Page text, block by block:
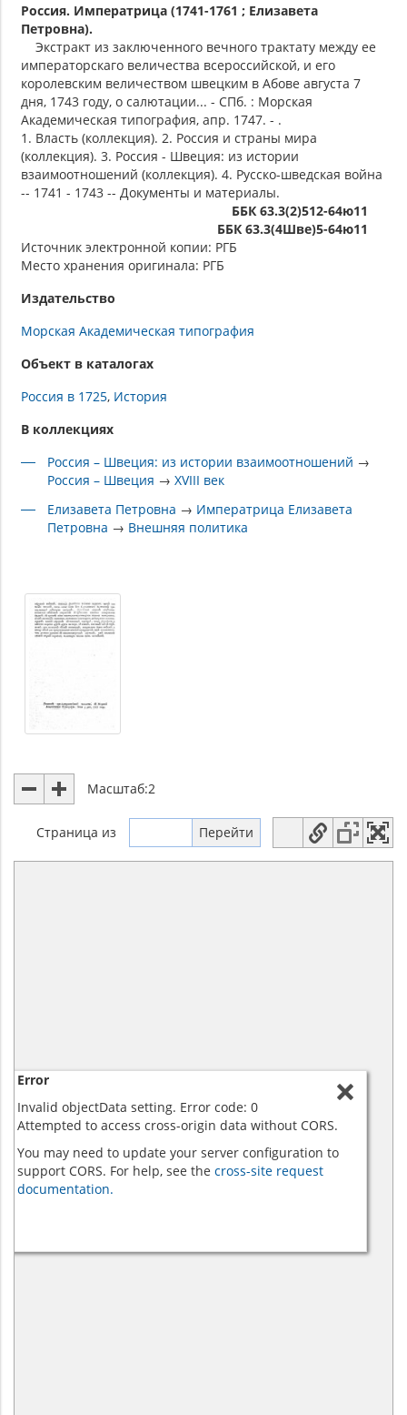
Россия. Императрица (1741-1761 ; Елизавета
Петровна).
Экстракт из заключенного вечного трактату между ее
императорскаго величества всероссийской, и его
королевским величеством швецким в Абове августа 7
дня, 1743 году, о салютации... - СПб. : Морская
Академическая типография, апр. 1747. - .
1. Власть (коллекция). 2. Россия и страны мира
(коллекция). 3. Россия - Швеция: из истории
взаимоотношений (коллекция). 4. Русско-шведская война
-- 1741 - 1743 -- Документы и материалы.
ББК 63.3(2)512-64ю11
ББК 63.3(4Шве)5-64ю11
Источник электронной копии: РГБ
Место хранения оригинала: РГБ
Издательство
Морская Академическая типография
Объект в каталогах
Россия в 1725 История
В коллекциях
Россия – Швеция: из истории взаимоотношений →
Россия – Швеция →XVIII век
Елизавета Петровна → Императрица Елизавета
Петровна → Внешняя политика
Масштаб:2
Страница из
Error
Invalid objectData setting. Error code: 0
Attempted to access cross-origin data without CORS.
You may need to update your server configuration to
support CORS. For help, see the cross-site request
documentation.